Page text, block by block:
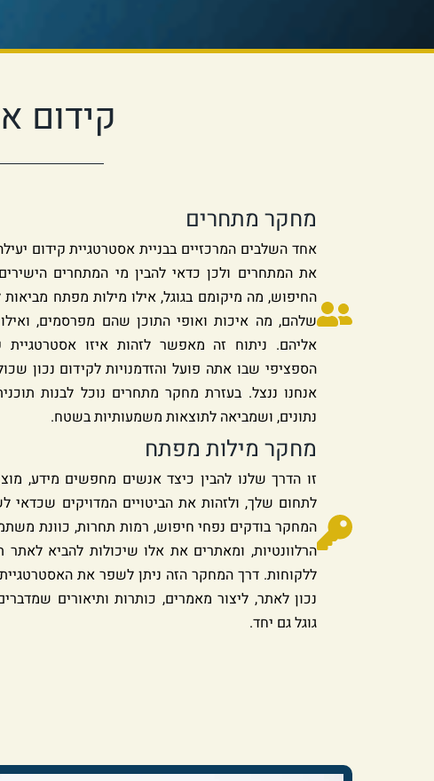
קידום
מחקר מתחרים
אחד השלבים המרכזיים בבניית אסטרטגיית קידום
את המתחרים ולכן כדאי להבין מי המתחרים
החיפוש, מה מיקומם בגוגל, אילו מילות מפתח
שלהם, מה איכות ואופי התוכן שהם מפרסמים, ואילו
אליהם. ניתוח זה מאפשר לזהות איזו אסטרטגיית
הספציפי שבו אתה פועל והזדמנויות לקידום נכון
אנחנו ננצל. בעזרת מחקר מתחרים נוכל לבנות
נתונים, ושמביאה לתוצאות משמעותיות בשטח.
מחקר מילות מפתח
זו הדרך שלנו להבין כיצד אנשים מחפשים מידע,
לתחום שלך, ולזהות את הביטויים המדויקים שכדאי
המחקר בודקים נפחי חיפוש, רמות תחרות, כוונת
הרלוונטיות, ומאתרים את אלו שיכולות להביא
ללקוחות. דרך המחקר הזה ניתן לשפר את האסטרטגיית
נכון לאתר, ליצור מאמרים, כותרות ותיאורים
גוגל גם יחד.